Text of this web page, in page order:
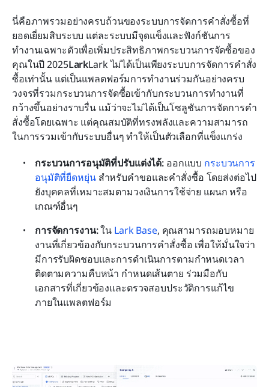
นี่คือภาพรวมอย่างครบถ้วนของระบบการจัดการคำสั่งซื้อที่
ยอดเยี่ยมสิบระบบ แต่ละระบบมีจุดแข็งและฟังก์ชันการ
ทำงานเฉพาะตัวเพื่อเพิ่มประสิทธิภาพกระบวนการจัดซื้อของ
คุณในปี 2025LarkLark ไม่ได้เป็นเพียงระบบการจัดการคำสั่ง
ซื้อเท่านั้น แต่เป็นแพลตฟอร์มการทำงานร่วมกันอย่างครบ
วงจรที่รวมกระบวนการจัดซื้อเข้ากับกระบวนการทำงานที่
กว้างขึ้นอย่างราบรื่น แม้ว่าจะไม่ได้เป็นโซลูชันการจัดการคำ
สั่งซื้อโดยเฉพาะ แต่คุณสมบัติที่ทรงพลังและความสามารถ
ในการรวมเข้ากับระบบอื่นๆ ทำให้เป็นตัวเลือกที่แข็งแกร่ง
กระบวนการอนุมัติที่ปรับแต่งได้: ออกแบบ กระบวนการ
อนุมัติที่ยืดหยุ่น สำหรับคำขอและคำสั่งซื้อ โดยส่งต่อไป
ยังบุคคลที่เหมาะสมตามวงเงินการใช้จ่าย แผนก หรือ
เกณฑ์อื่นๆ
การจัดการงาน: ใน Lark Base, คุณสามารถมอบหมาย
งานที่เกี่ยวข้องกับกระบวนการคำสั่งซื้อ เพื่อให้มั่นใจว่า
มีการรับผิดชอบและการดำเนินการตามกำหนดเวลา
ติดตามความคืบหน้า กำหนดเส้นตาย ร่วมมือกับ
เอกสารที่เกี่ยวข้องและตรวจสอบประวัติการแก้ไข
ภายในแพลตฟอร์ม